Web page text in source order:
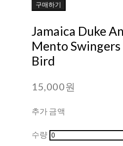
구매하기
Jamaica Duke
Mento Swingers
Bird
15,000원
추가 금액
수량